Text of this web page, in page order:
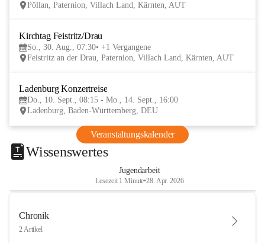
Pöllan, Paternion, Villach Land, Kärnten, AUT
Kirchtag Feistritz/Drau
So., 30. Aug., 07:30 +1 Vergangene
Feistritz an der Drau, Paternion, Villach Land, Kärnten, AUT
Ladenburg Konzertreise
Do., 10. Sept., 08:15 - Mo., 14. Sept., 16:00
Ladenburg, Baden-Württemberg, DEU
Veranstaltungskalender
Wissenswertes
Jugendarbeit
Lesezeit 1 Minute•28. Apr. 2026
Chronik
2 Artikel